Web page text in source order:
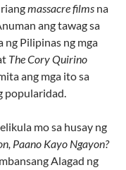
massacre films na
ang tawag sa
ng Pilipinas ng mga
The Cory Quirino
ang mga ito sa
popularidad.
mo sa husay ng
Paano Kayo Ngayon?
Alagad ng